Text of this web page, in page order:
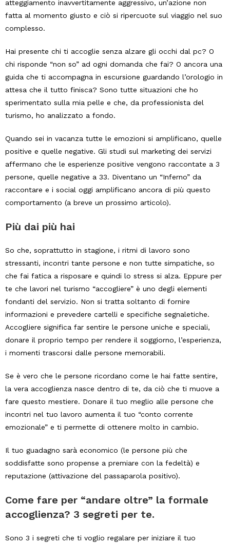
atteggiamento inavvertitamente aggressivo, un’azione non
fatta al momento giusto e ciò si ripercuote sul viaggio nel suo
complesso.
Hai presente chi ti accoglie senza alzare gli occhi dal pc? O
chi risponde “non so” ad ogni domanda che fai? O ancora una
guida che ti accompagna in escursione guardando l’orologio in
attesa che il tutto finisca? Sono tutte situazioni che ho
sperimentato sulla mia pelle e che, da professionista del
turismo, ho analizzato a fondo.
Quando sei in vacanza tutte le emozioni si amplificano, quelle
positive e quelle negative. Gli studi sul marketing dei servizi
affermano che le esperienze positive vengono raccontate a 3
persone, quelle negative a 33. Diventano un “Inferno” da
raccontare e i social oggi amplificano ancora di più questo
comportamento (a breve un prossimo articolo).
Più dai più hai
So che, soprattutto in stagione, i ritmi di lavoro sono
stressanti, incontri tante persone e non tutte simpatiche, so
che fai fatica a risposare e quindi lo stress si alza. Eppure per
te che lavori nel turismo “accogliere” è uno degli elementi
fondanti del servizio. Non si tratta soltanto di fornire
informazioni e prevedere cartelli e specifiche segnaletiche.
Accogliere significa far sentire le persone uniche e speciali,
donare il proprio tempo per rendere il soggiorno, l’esperienza,
i momenti trascorsi dalle persone memorabili.
Se è vero che le persone ricordano come le hai fatte sentire,
la vera accoglienza nasce dentro di te, da ciò che ti muove a
fare questo mestiere. Donare il tuo meglio alle persone che
incontri nel tuo lavoro aumenta il tuo “conto corrente
emozionale” e ti permette di ottenere molto in cambio.
Il tuo guadagno sarà economico (le persone più che
soddisfatte sono propense a premiare con la fedeltà) e
reputazione (attivazione del passaparola positivo).
Come fare per “andare oltre” la formale
accoglienza? 3 segreti per te.
Sono 3 i segreti che ti voglio regalare per iniziare il tuo